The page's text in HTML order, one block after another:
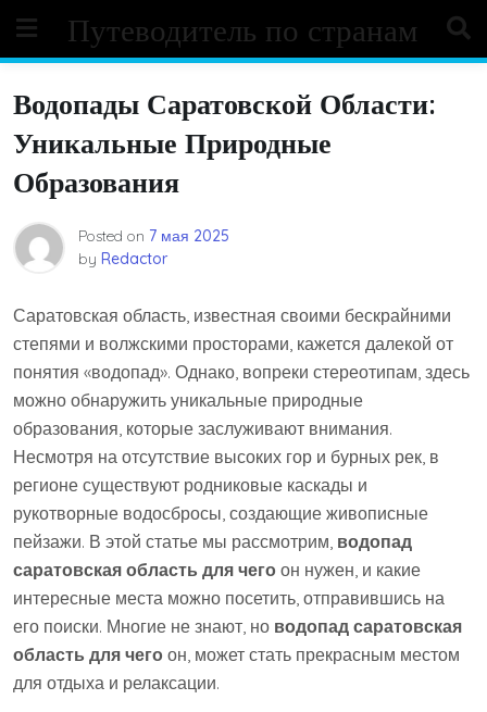
content
Путеводитель по странам
Водопады Саратовской Области:
Уникальные Природные
Образования
Posted on 7 мая 2025
by Redactor
Саратовская область, известная своими бескрайними
степями и волжскими просторами, кажется далекой от
понятия «водопад». Однако, вопреки стереотипам, здесь
можно обнаружить уникальные природные
образования, которые заслуживают внимания.
Несмотря на отсутствие высоких гор и бурных рек, в
регионе существуют родниковые каскады и
рукотворные водосбросы, создающие живописные
пейзажи. В этой статье мы рассмотрим, водопад
саратовская область для чего он нужен, и какие
интересные места можно посетить, отправившись на
его поиски. Многие не знают, но водопад саратовская
область для чего он, может стать прекрасным местом
для отдыха и релаксации.